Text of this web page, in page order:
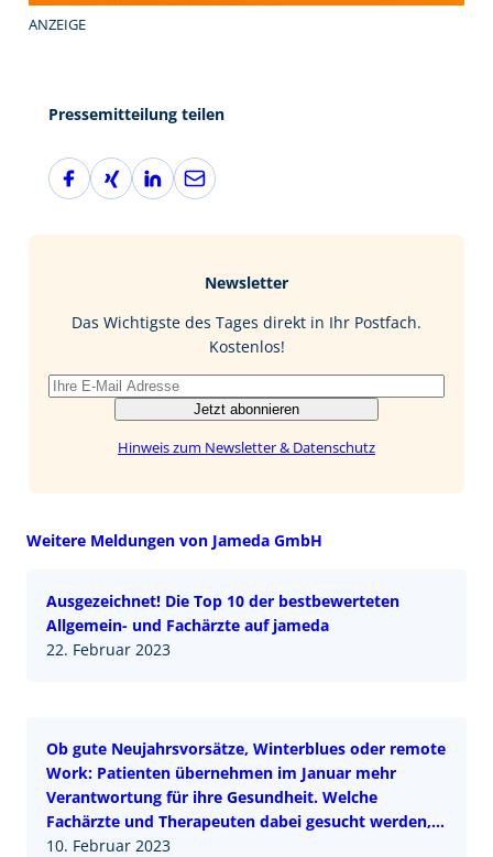
ANZEIGE
Pressemitteilung teilen
F
a
X
i
L
i
I
E
-
Newsletter
Das Wichtigste des Tages direkt in Ihr Postfach.
Kostenlos!
Jetzt abonnieren
Hinweis zum Newsletter & Datenschutz
Weitere Meldungen von Jameda GmbH
Ausgezeichnet! Die Top 10 der bestbewerteten
Allgemein- und Fachärzte auf jameda
22. Februar 2023
Ob gute Neujahrsvorsätze, Winterblues oder remote
Work: Patienten übernehmen im Januar mehr
Verantwortung für ihre Gesundheit. Welche
Fachärzte und Therapeuten dabei gesucht werden,
zeigt der neue jameda eHealth Guide.
10. Februar 2023